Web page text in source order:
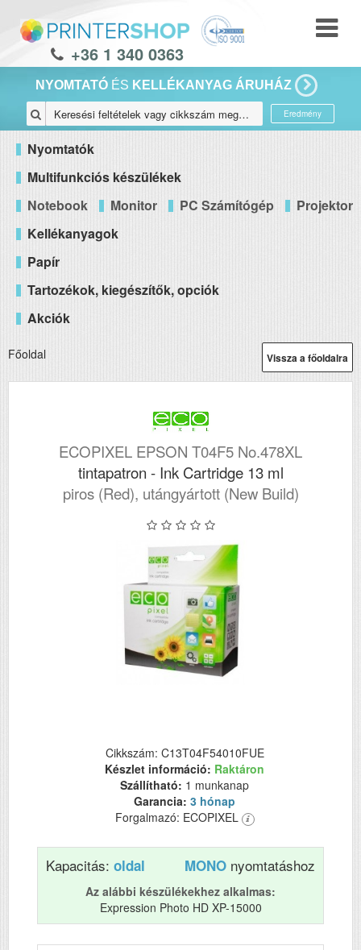
+36 1 340 0363
NYOMTATÓ ÉS KELLÉKANYAG ÁRUHÁZ
Eredmény
Nyomtatók
Multifunkciós készülékek
Notebook
Monitor PC Számítógép
Projektor
Kellékanyagok
Papír
Tartozékok, kiegészítők, opciók
Akciók
Vissza a főoldalra
Főoldal
ECOPIXEL EPSON T04F5 No.478XL
tintapatron - Ink Cartridge 13 ml
piros (Red), utángyártott (New Build)
Cikkszám: C13T04F54010FUE
Készlet információ: Raktáron
Szállítható: 1 munkanap
Garancia: 3 hónap
Forgalmazó: ECOPIXEL
Kapacitás: oldal MONO nyomtatáshoz
Az alábbi készülékekhez alkalmas:
Expression Photo HD XP-15000